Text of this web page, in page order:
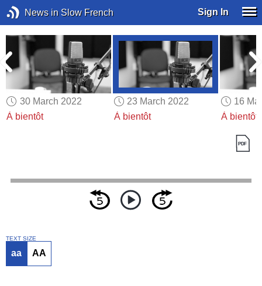
News in Slow French Sign In
30 March 2022
À bientôt
23 March 2022
À bientôt
16
À bientôt
TEXT SIZE
aa AA